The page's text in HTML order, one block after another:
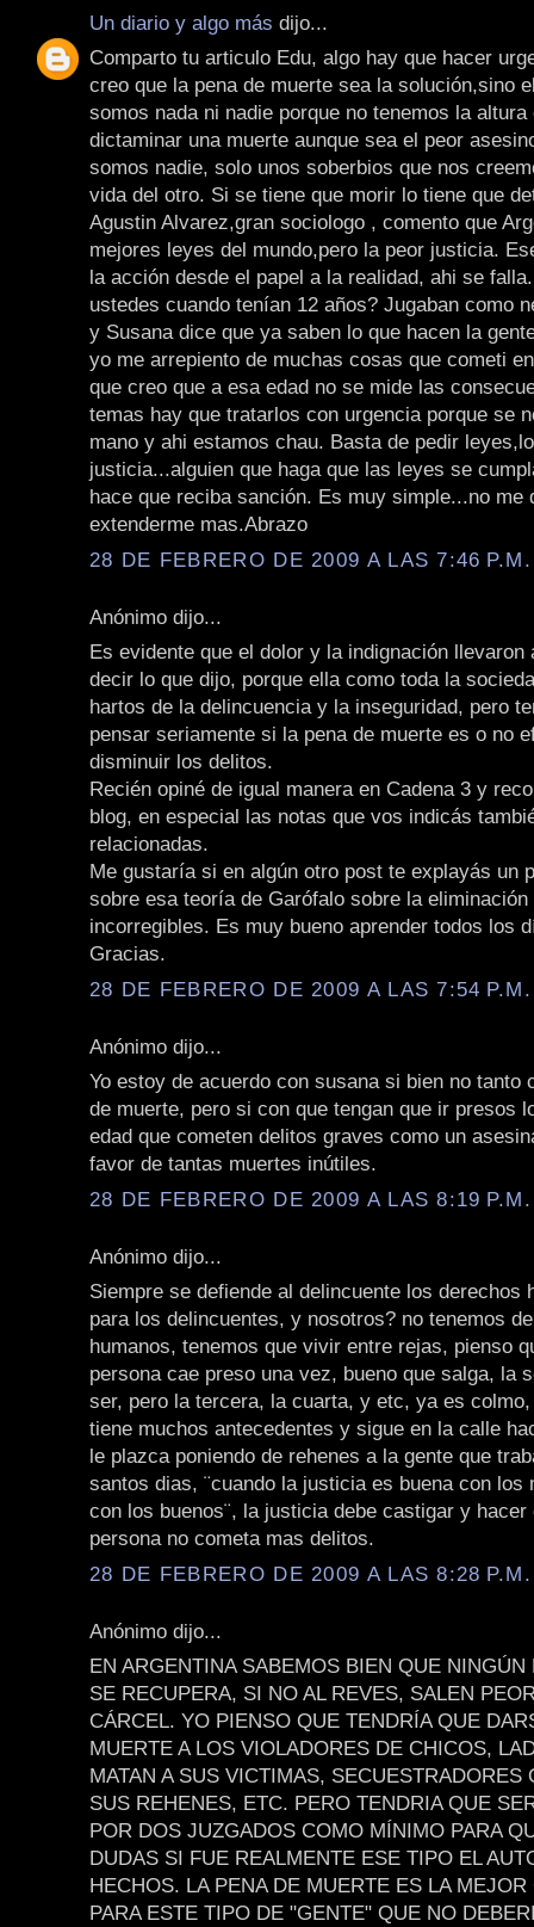
Un diario y algo más dijo...
Comparto tu articulo Edu, algo hay que hacer
creo que la pena de muerte sea la solución,sino
somos nada ni nadie porque no tenemos la altura
dictaminar una muerte aunque sea el peor
somos nadie, solo unos soberbios que nos
vida del otro. Si se tiene que morir lo tiene que
Agustin Alvarez,gran sociologo , comento que
mejores leyes del mundo,pero la peor justicia.
la acción desde el papel a la realidad, ahi se
ustedes cuando tenían 12 años? Jugaban como
y Susana dice que ya saben lo que hacen la
yo me arrepiento de muchas cosas que cometi
que creo que a esa edad no se mide las
temas hay que tratarlos con urgencia porque se
mano y ahi estamos chau. Basta de pedir
justicia...alguien que haga que las leyes se
hace que reciba sanción. Es muy simple...no me
extenderme mas.Abrazo
28 DE FEBRERO DE 2009 A LAS 7:46 P.M.
Anónimo dijo...
Es evidente que el dolor y la indignación llevaron
decir lo que dijo, porque ella como toda la
hartos de la delincuencia y la inseguridad, pero
pensar seriamente si la pena de muerte es o no
disminuir los delitos.
Recién opiné de igual manera en Cadena 3 y
blog, en especial las notas que vos indicás
relacionadas.
Me gustaría si en algún otro post te explayás un
sobre esa teoría de Garófalo sobre la eliminación
incorregibles. Es muy bueno aprender todos los
Gracias.
28 DE FEBRERO DE 2009 A LAS 7:54 P.M.
Anónimo dijo...
Yo estoy de acuerdo con susana si bien no tanto
de muerte, pero si con que tengan que ir presos
edad que cometen delitos graves como un
favor de tantas muertes inútiles.
28 DE FEBRERO DE 2009 A LAS 8:19 P.M.
Anónimo dijo...
Siempre se defiende al delincuente los derechos
para los delincuentes, y nosotros? no tenemos
humanos, tenemos que vivir entre rejas, pienso
persona cae preso una vez, bueno que salga, la
ser, pero la tercera, la cuarta, y etc, ya es
tiene muchos antecedentes y sigue en la calle
le plazca poniendo de rehenes a la gente que
santos dias, ¨cuando la justicia es buena con los
con los buenos¨, la justicia debe castigar y hacer
persona no cometa mas delitos.
28 DE FEBRERO DE 2009 A LAS 8:28 P.M.
Anónimo dijo...
EN ARGENTINA SABEMOS BIEN QUE NINGÚN
SE RECUPERA, SI NO AL REVES, SALEN
CÁRCEL. YO PIENSO QUE TENDRÍA QUE
MUERTE A LOS VIOLADORES DE CHICOS,
MATAN A SUS VICTIMAS, SECUESTRADORES
SUS REHENES, ETC. PERO TENDRIA QUE
POR DOS JUZGADOS COMO MÍNIMO PARA
DUDAS SI FUE REALMENTE ESE TIPO EL
HECHOS. LA PENA DE MUERTE ES LA MEJOR
PARA ESTE TIPO DE "GENTE" QUE NO